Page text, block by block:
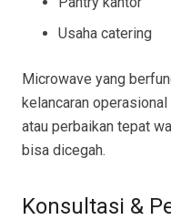
Usaha catering
Microwave yang
kelancaran
atau perbaikan tepat
bisa dicegah.
Konsultasi &